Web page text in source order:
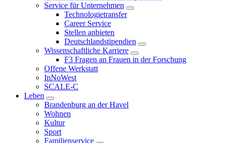
Service für Unternehmen
Technologietransfer
Career Service
Stellen anbieten
Deutschlandstipendien
Wissenschaftliche Karriere
F3 Fragen an Frauen in der Forschung
Offene Werkstatt
InNoWest
SCALE-C
Leben
Brandenburg an der Havel
Wohnen
Kultur
Sport
Familienservice